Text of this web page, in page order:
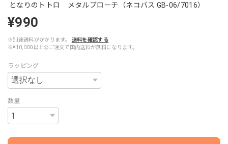
となりのトトロ メタルブローチ（ネコバス GB-06/7016）
¥990
※別途送料がかかります。
送料を確認する
※¥10,000以上のご注文で国内送料が無料になります。
ラッピング
数量